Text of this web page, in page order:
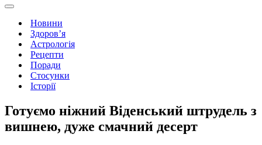
навігації
Меню
навігаціїНовини
Здоров’я
Астрологія
Рецепти
Поради
Стосунки
Історії
Готуємо ніжний Віденський штрудель з
вишнею, дуже смачний десерт